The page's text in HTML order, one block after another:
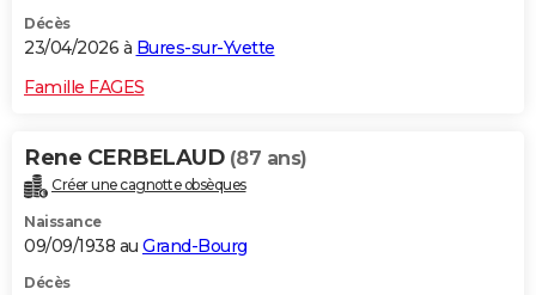
Décès
23/04/2026 à Bures-sur-Yvette
Famille FAGES
Rene CERBELAUD (87 ans)
Créer une cagnotte obsèques
Naissance
09/09/1938 au Grand-Bourg
Décès